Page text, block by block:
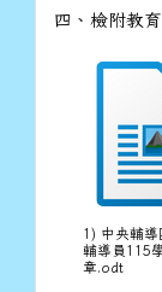
四、檢附教
1) 中央輔導
輔導員115
章.odt